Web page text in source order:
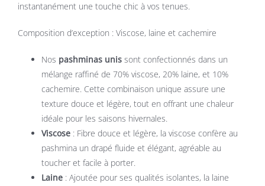
instantanément une touche chic à vos tenues.
Composition d’exception : Viscose, laine et cachemire
Nos pashminas unissont confectionnés dans un
mélange raffiné de 70% viscose, 20% laine, et 10%
cachemire. Cette combinaison unique assure une
texture douce et légère, tout en offrant une chaleur
idéale pour les saisons hivernales.
Viscose: Fibre douce et légère, la viscose confère au
pashmina un drapé fluide et élégant, agréable au
toucher et facile à porter.
Laine: Ajoutée pour ses qualités isolantes, la laine